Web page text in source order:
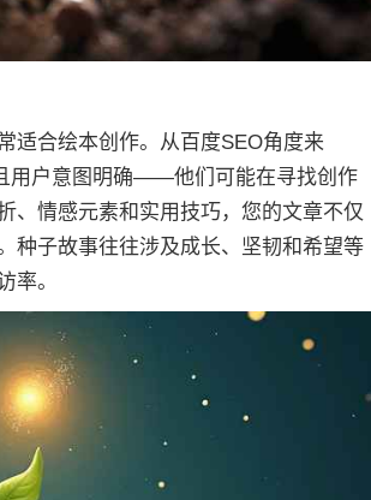
适合绘本创作。从百度SEO角度来
用户意图明确——他们可能在寻找创作
、情感元素和实用技巧，您的文章不仅
种子故事往往涉及成长、坚韧和希望等
率。